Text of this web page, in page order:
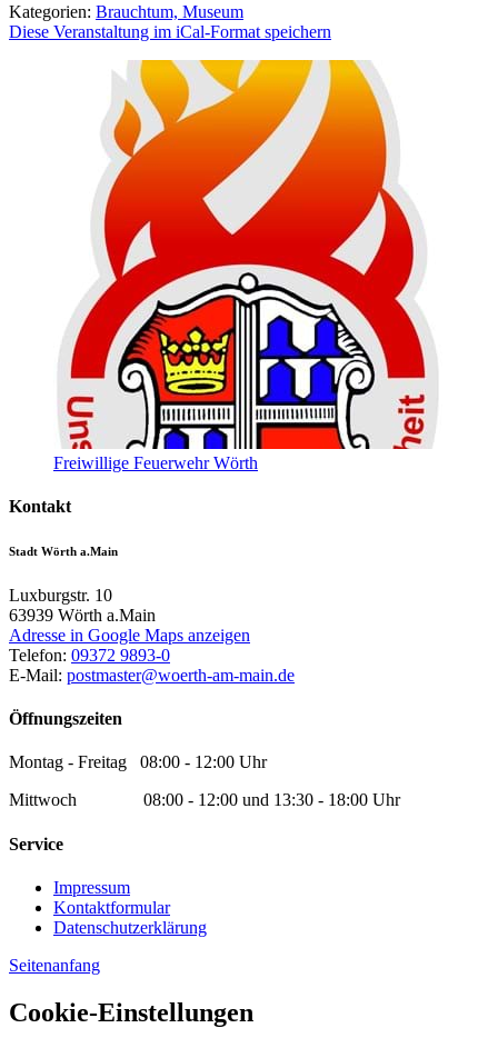
Kategorien: Brauchtum, Museum
Diese Veranstaltung im iCal-Format speichern
Freiwillige Feuerwehr Wörth
Kontakt
Stadt Wörth a.Main
Luxburgstr. 10
63939 Wörth a.Main
Adresse in Google Maps anzeigen
Telefon: 09372 9893-0
E-Mail: postmaster@woerth-am-main.de
Öffnungszeiten
Montag - Freitag 08:00 - 12:00 Uhr
Mittwoch 08:00 - 12:00 und 13:30 - 18:00 Uhr
Service
Impressum
Kontaktformular
Datenschutzerklärung
Seitenanfang
Cookie-Einstellungen